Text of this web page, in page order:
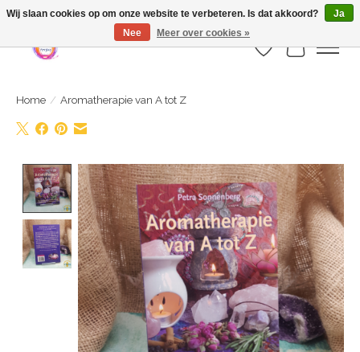
Webshop is geopend maar nog onder constructie | let op: Verzenden vanaf 29
juli
Verlanglijst
Home / Aromatherapie van A tot Z
Product image slideshow Items
Wij slaan cookies op om onze website te verbeteren. Is dat akkoord?
Ja
Nee
Meer over cookies »